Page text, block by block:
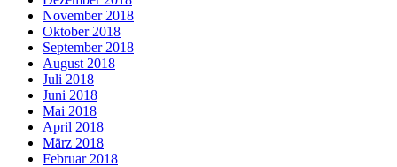
November 2018
Oktober 2018
September 2018
August 2018
Juli 2018
Juni 2018
Mai 2018
April 2018
März 2018
Februar 2018